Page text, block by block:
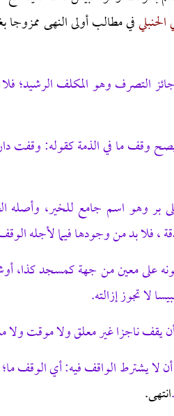
الحنبليفي مطالب أولى النهى ممزوجا
التصرف وهو المكلف الرشيد؛
يصح وقف ما في الذمة كقوله: وقفت
وهو اسم جامع للخير، وأصله
، فلا بد من وجودها فيما لأجله
على معين من جهة كمسجد كذا،
لا تجوز إزالته.
ناجزا غير معلق ولا موقت ولا
يشترط الواقف فيه: أي الوقفما؛
انتهى.